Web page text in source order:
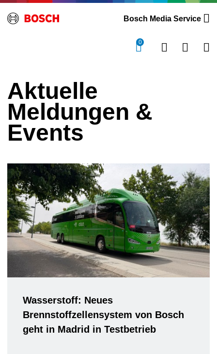
Bosch Media Service
0
Aktuelle
Meldungen &
Events
Wasserstoff: Neues
Brennstoffzellensystem von Bosch
geht in Madrid in Testbetrieb